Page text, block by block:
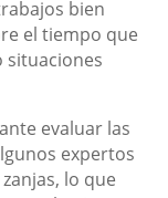
bien
el tiempo que
situaciones
evaluar las
expertos
lo que